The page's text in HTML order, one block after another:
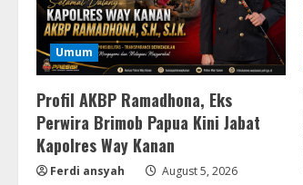
Umum
Profil AKBP Ramadhona, Eks
Perwira Brimob Papua Kini Jabat
Kapolres Way Kanan
Ferdi ansyah August 5, 2026